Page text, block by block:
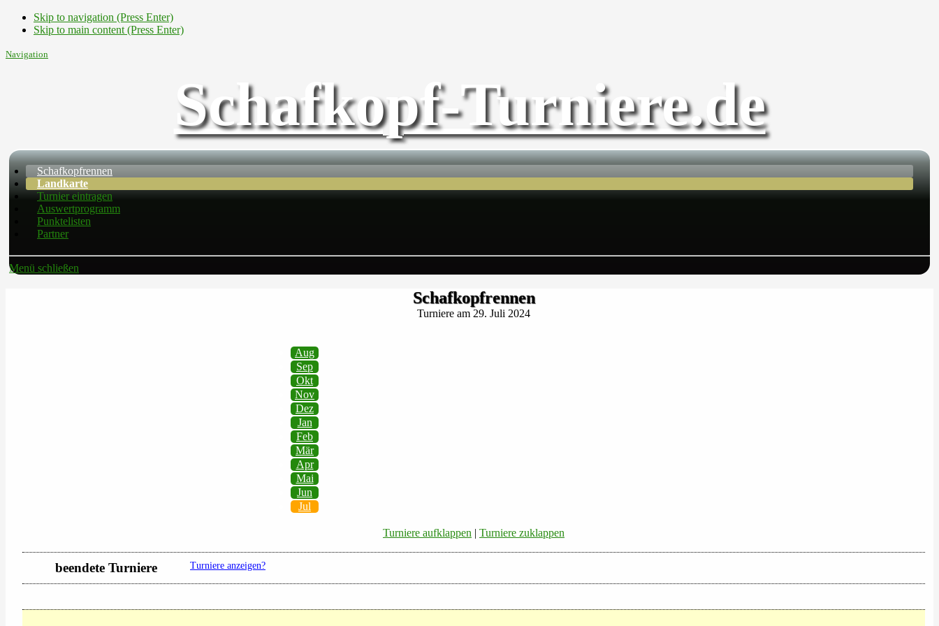
Skip to navigation (Press Enter)
Skip to main content (Press Enter)
Navigation
Schafkopf-Turniere.de
Schafkopfrennen
Landkarte
Turnier eintragen
Auswertprogramm
Punktelisten
Partner
Menü schließen
Schafkopfrennen
Turniere am 29. Juli 2024
Aug
Sep
Okt
Nov
Dez
Jan
Feb
Mär
Apr
Mai
Jun
Jul
Turniere aufklappen | Turniere zuklappen
beendete Turniere Turniere anzeigen?